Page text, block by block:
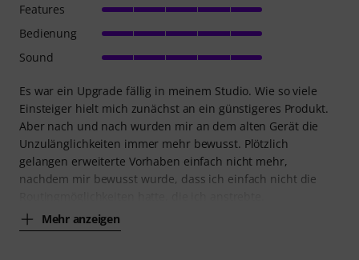
Es war ein Upgrade fällig in meinem Studio. Wie so viele
Einsteiger hielt mich zunächst an ein günstigeres Produkt.
Aber nach und nach wurden mir an dem alten Gerät die
Unzulänglichkeiten immer mehr bewusst. Plötzlich
gelangen erweiterte Vorhaben einfach nicht mehr,
nachdem mir bewusst wurde, dass ich einfach nicht die
Mehr anzeigen
Features
Bedienung
Sound